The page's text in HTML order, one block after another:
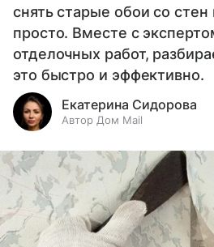
снять старые обои со стен
просто. Вместе с
отделочных работ,
это быстро и эффективно.
Екатерина Сидорова
Автор Дом Mail